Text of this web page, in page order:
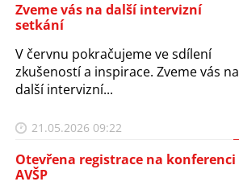
Zveme vás na další intervizní
setkání
V červnu pokračujeme ve sdílení
zkušeností a inspirace. Zveme vás na
další intervizní...
21.05.2026 09:22
Otevřena registrace na konferenci
AVŠP